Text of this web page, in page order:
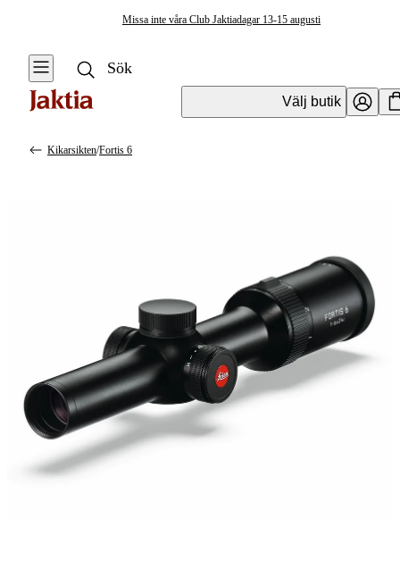
Missa inte våra Club Jaktiadagar 13-15 augusti
Välj butik
tillbehör
Fiberoptik
Kikarsikten
Rödpunktsikten
Kikarsikten/Fortis 6